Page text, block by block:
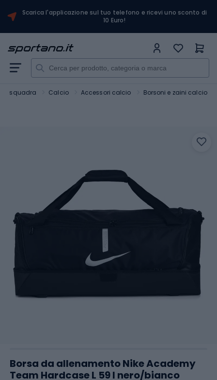
Scarica l'applicazione sul tuo telefono e ricevi uno sconto di
10 Euro!
di squadra Calcio Accessori calcio Borsoni e zaini calcio
Borsa da allenamento Nike Academy
Team Hardcase L 59 l nero/bianco